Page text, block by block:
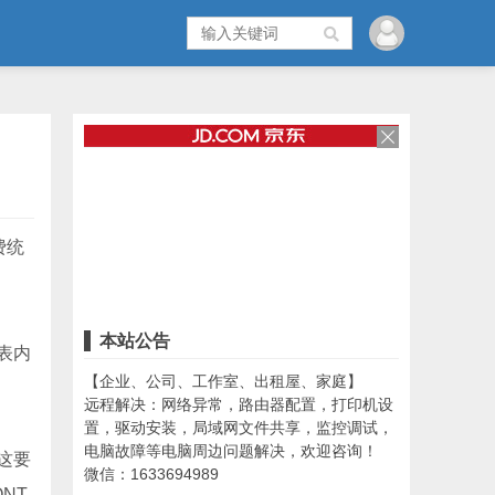
统
内
要
本站公告
【企业、公司、工作室、出租屋、家庭】
远程解决：网络异常，路由器配置，打印机设
置，驱动安装，局域网文件共享，监控调试，
电脑故障等电脑周边问题解决，欢迎咨询！
微信：1633694989